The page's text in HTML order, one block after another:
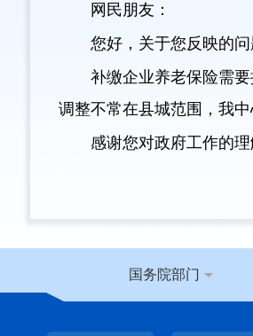
网民朋友：
您好，关于您反映的
补缴企业养老保险需
调整不常在县城范围，我
感谢您对政府工作的
国务院部门